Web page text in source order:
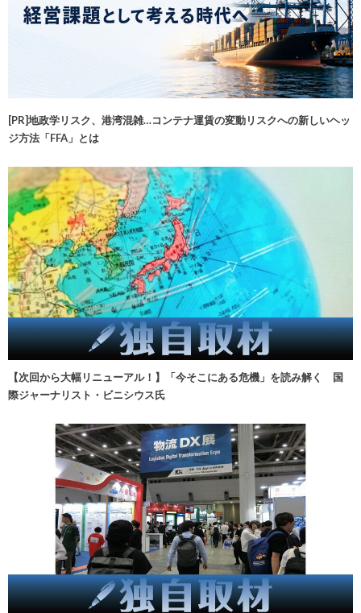
[PR]地政学リスク、港湾混雑…コンテナ運賃の変動リスクへの新しいヘッ
ジ方法「FFA」とは
【次回から大幅リニューアル！】「今そこにある危機」を読み解く 国
際ジャーナリスト・ビニシウス氏